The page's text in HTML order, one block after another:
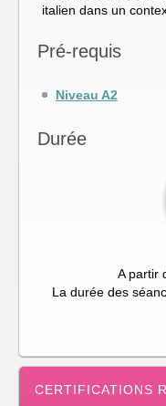
italien dans un
Pré-requis
Niveau A2
Durée
A partir
La durée des
CERTIFICATIONS